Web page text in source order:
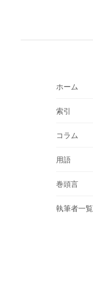
ー
ン
ホーム
索引
コラム
用語
巻頭言
執筆者一覧